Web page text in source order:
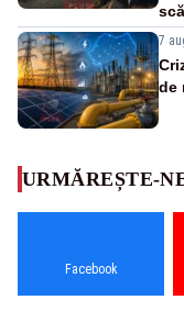
7
de
URMĂREȘTE-
Facebook